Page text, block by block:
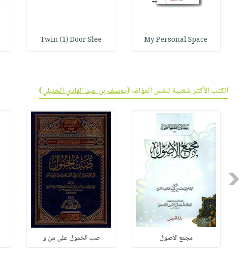
My Personal Space
Twin (1) Door Slee
الكتب الأكثر شعبية لنفس المؤلف (يوسف بن عبد الهادي الحنبلي)
Previous
مجمع الأصول صب الخمول على من و